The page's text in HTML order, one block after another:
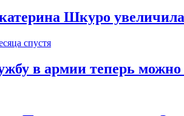
Шкуро
спустя
в армии теперь